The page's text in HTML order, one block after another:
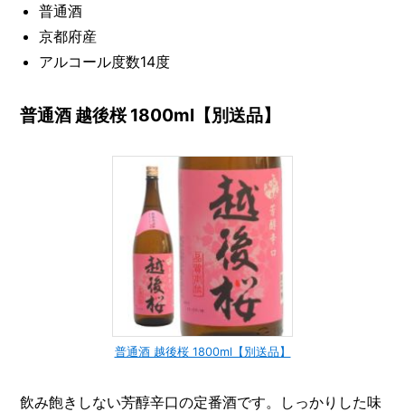
普通酒
京都府産
アルコール度数14度
普通酒 越後桜 1800ml【別送品】
普通酒 越後桜 1800ml【別送品】
飲み飽きしない芳醇辛口の定番酒です。しっかりした味